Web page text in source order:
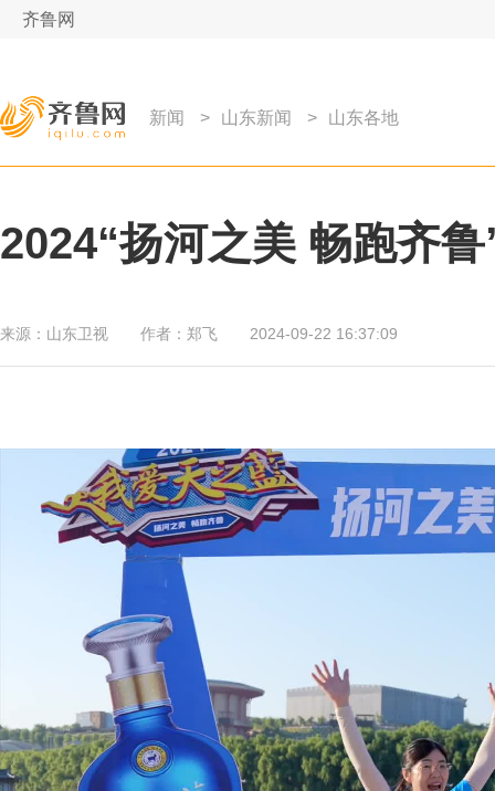
齐鲁网
新闻 > 山东新闻 > 山东各地
2024“扬河之美 畅跑齐
来源： 山东卫视 作者： 郑飞 2024-09-22 16:37:09